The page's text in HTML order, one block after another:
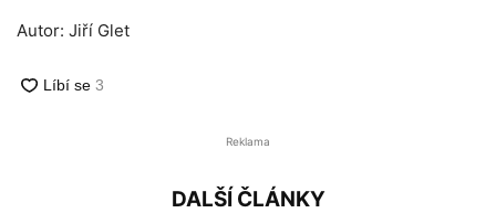
Autor: Jiří Glet
Reklama
DALŠÍ ČLÁNKY